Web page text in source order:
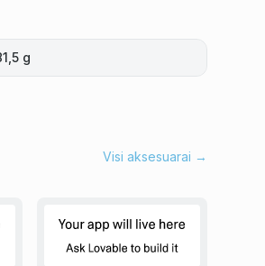
g
Visi aksesuarai →